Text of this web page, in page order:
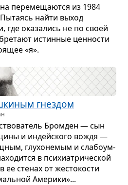
пере­ме­ща­ются из 1984
найти выход
где ока­за­лись не по своей
истин­ные цен­но­сти
«я».
гнез­дом
Бромден — сын
и индейского вождя —
глу­хо­не­мым и сла­бо­ум­
в пси­хи­ат­ри­че­ской
ee сте­нах от жесто­ко­сти
Аме­рики»...